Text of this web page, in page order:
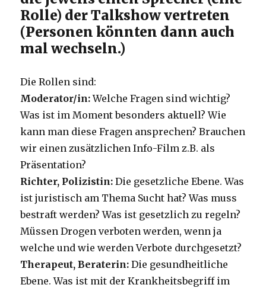
Rolle) der Talkshow vertreten
(Personen könnten dann auch
mal wechseln.)
Die Rollen sind:
Moderator/in:Welche Fragen sind wichtig?
Was ist im Moment besonders aktuell? Wie
kann man diese Fragen ansprechen? Brauchen
wir einen zusätzlichen Info-Film z.B. als
Präsentation?
Richter, Polizistin: Die gesetzliche Ebene. Was
ist juristisch am Thema Sucht hat? Was muss
bestraft werden? Was ist gesetzlich zu regeln?
Müssen Drogen verboten werden, wenn ja
welche und wie werden Verbote durchgesetzt?
Therapeut, Beraterin: Die gesundheitliche
Ebene. Was ist mit der Krankheitsbegriff im